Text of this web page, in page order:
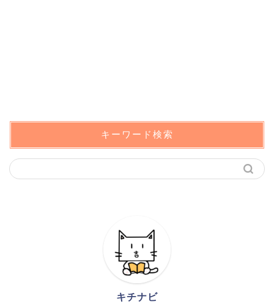
キーワード検索
キチナビ